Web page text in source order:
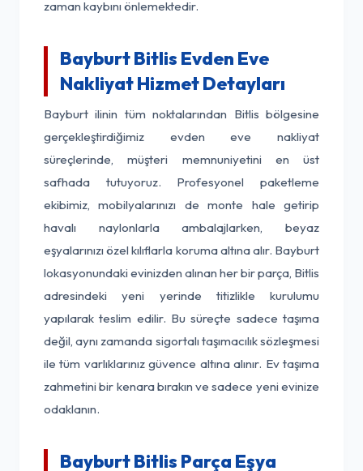
zaman kaybını önlemektedir.
Bayburt Bitlis Evden Eve
Nakliyat Hizmet Detayları
Bayburt ilinin tüm noktalarından Bitlis bölgesine
gerçekleştirdiğimiz evden eve nakliyat
süreçlerinde, müşteri memnuniyetini en üst
safhada tutuyoruz. Profesyonel paketleme
ekibimiz, mobilyalarınızı de monte hale getirip
havalı naylonlarla ambalajlarken, beyaz
eşyalarınızı özel kılıflarla koruma altına alır. Bayburt
lokasyonundaki evinizden alınan her bir parça, Bitlis
adresindeki yeni yerinde titizlikle kurulumu
yapılarak teslim edilir. Bu süreçte sadece taşıma
değil, aynı zamanda sigortalı taşımacılık sözleşmesi
ile tüm varlıklarınız güvence altına alınır. Ev taşıma
zahmetini bir kenara bırakın ve sadece yeni evinize
odaklanın.
Bayburt Bitlis Parça Eşya